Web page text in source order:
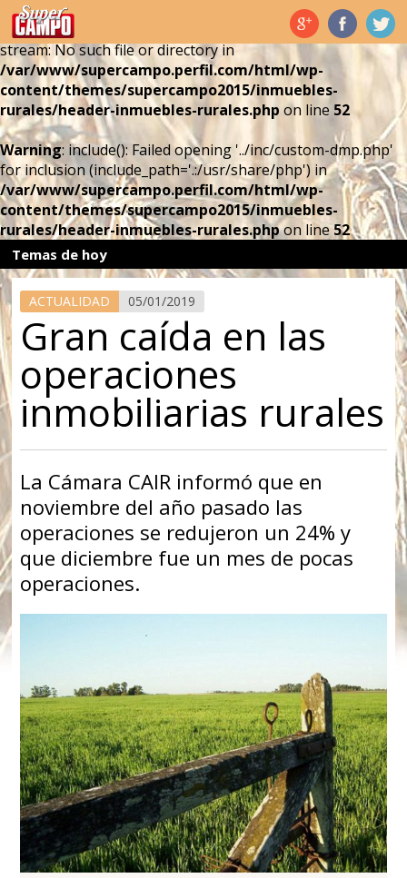
Warning: include(../inc/custom-dmp.php): failed to open
stream: No such file or directory in
/var/www/supercampo.perfil.com/html/wp-
content/themes/supercampo2015/inmuebles-
rurales/header-inmuebles-rurales.php on line 52
Warning: include(): Failed opening '../inc/custom-dmp.php'
for inclusion (include_path='.:/usr/share/php') in
/var/www/supercampo.perfil.com/html/wp-
content/themes/supercampo2015/inmuebles-
rurales/header-inmuebles-rurales.phpon line52
Temas de hoy
ACTUALIDAD 05/01/2019
Gran caída en las
operaciones
inmobiliarias rurales
La Cámara CAIR informó que en
noviembre del año pasado las
operaciones se redujeron un 24% y
que diciembre fue un mes de pocas
operaciones.